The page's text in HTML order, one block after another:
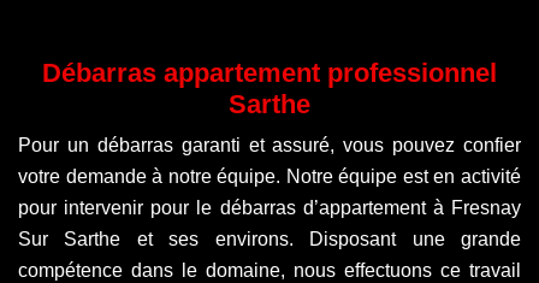
Débarras appartement professionnel
Sarthe
Pour un débarras garanti et assuré, vous pouvez confier
votre demande à notre équipe. Notre équipe est en activité
pour intervenir pour le débarras d’appartement à Fresnay
Sur Sarthe et ses environs. Disposant une grande
compétence dans le domaine, nous effectuons ce travail